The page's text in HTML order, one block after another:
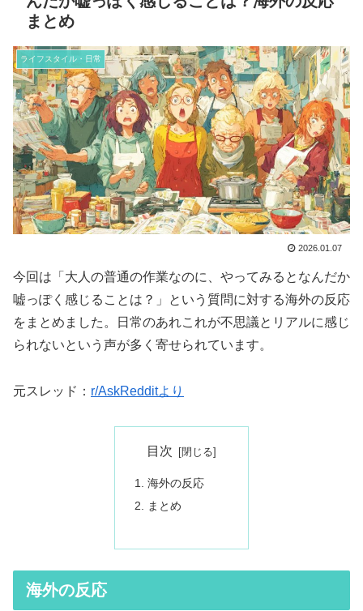
まとめ
ライフスタイル・日常
2026.01.07
今回は「大人の普通の作業なのに、やってみるとなんだか
嘘っぽく感じることは？」という質問に対する海外の反応
をまとめました。日常のあれこれが不思議とリアルに感じ
られないという声が多く寄せられています。
元スレッド： r/AskRedditより
目次
海外の反応
まとめ
海外の反応